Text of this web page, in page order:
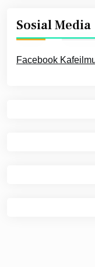
Sosial Media
Facebook